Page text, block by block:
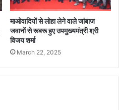
माओवादियों से लोहा लेने वाले जांबाज
जवानों से रूबरू हुए उपमुख्यमंत्री श्री
विजय शर्मा
March 22, 2025